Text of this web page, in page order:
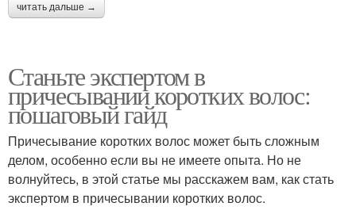
читать дальше →
Станьте экспертом в
причесывании коротких волос:
пошаговый гайд
Причесывание коротких волос может быть сложным
делом, особенно если вы не имеете опыта. Но не
волнуйтесь, в этой статье мы расскажем вам, как стать
экспертом в причесывании коротких волос.